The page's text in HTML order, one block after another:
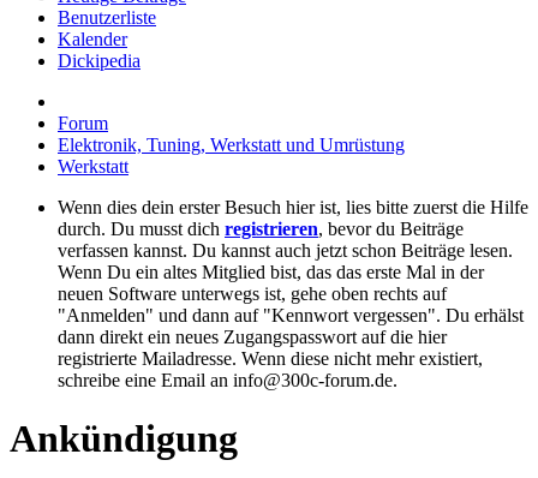
Benutzerliste
Kalender
Dickipedia
Forum
Elektronik, Tuning, Werkstatt und Umrüstung
Werkstatt
Wenn dies dein erster Besuch hier ist, lies bitte zuerst die Hilfe
durch. Du musst dich registrieren, bevor du Beiträge
verfassen kannst. Du kannst auch jetzt schon Beiträge lesen.
Wenn Du ein altes Mitglied bist, das das erste Mal in der
neuen Software unterwegs ist, gehe oben rechts auf
"Anmelden" und dann auf "Kennwort vergessen". Du erhälst
dann direkt ein neues Zugangspasswort auf die hier
registrierte Mailadresse. Wenn diese nicht mehr existiert,
schreibe eine Email an info@300c-forum.de.
Ankündigung